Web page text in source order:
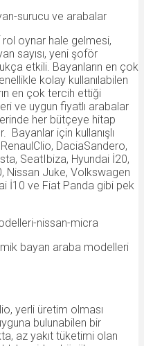
rol oynar hale gelmesi,
sayısı, yeni şoför
etkili. Bayanların en çok
kolay kullanılabilen
en çok tercih ettiği
ve uygun fiyatlı arabalar
her bütçeye hitap
Bayanlar için kullanışlı
DaciaSandero,
SeatIbiza, Hyundai İ20,
Nissan Juke, Volkswagen
İ10 ve Fiat Panda gibi pek
bayan araba modelleri
yerli üretim olması
bulunabilen bir
az yakıt tüketimi olan